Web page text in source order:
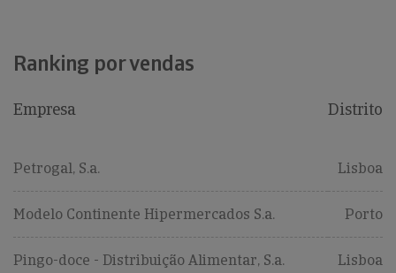
Ranking por vendas
Empresa Distrito
Petrogal, S.a. Lisboa
Modelo Continente Hipermercados S.a. Porto
Pingo-doce - Distribuição Alimentar, S.a. Lisboa